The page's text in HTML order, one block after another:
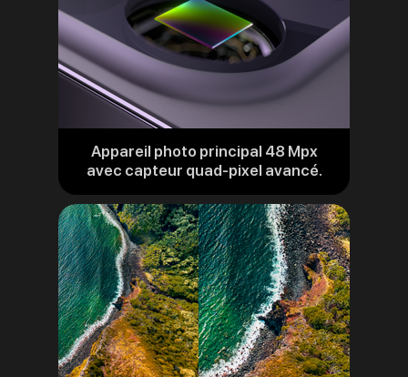
Appareil photo principal 48 Mpx
avec capteur quad-pixel avancé.